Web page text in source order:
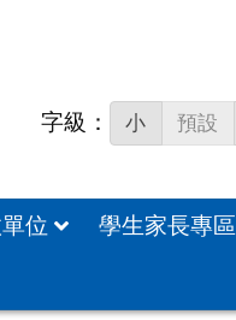
字級： 小 預設
位 學生家長專區